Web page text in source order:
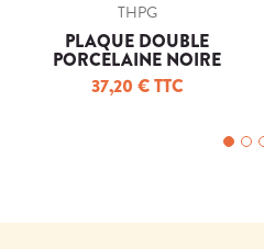
THPG
PLAQUE DOUBLE
PORCELAINE NOIRE
(POUR ALLUM ET PCT)
37,20 € TTC